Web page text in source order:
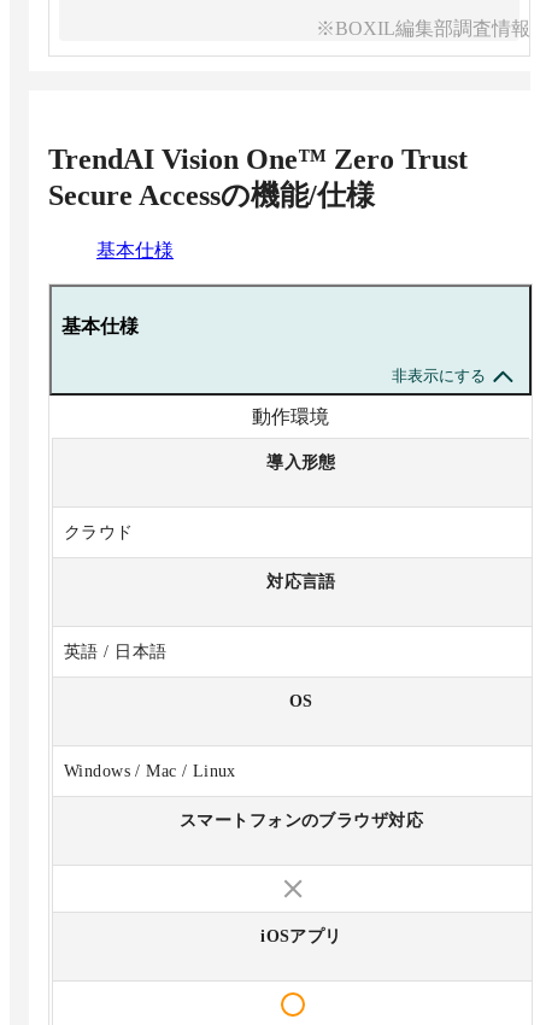
※BOXIL編集部調査情報
TrendAI Vision One™ Zero Trust
Secure Accessの機能/仕様
基本仕様
基本仕様
非表示にする
動作環境
導入形態
クラウド
対応言語
英語 / 日本語
OS
Windows / Mac / Linux
スマートフォンのブラウザ対応
iOSアプリ